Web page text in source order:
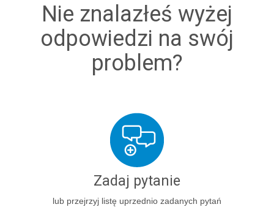
Nie znalazłeś wyżej
odpowiedzi na swój
problem?
Zadaj pytanie
lub przejrzyj listę uprzednio zadanych pytań